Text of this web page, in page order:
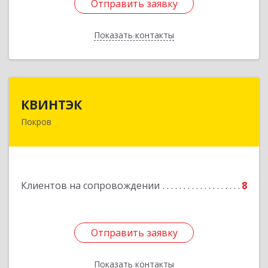
Отправить заявку
Показать контакты
Отправить заявку
Назад
КВИНТЭК
Покров
Клиентов на сопровождении 8
Отправить заявку
Показать контакты
601122, Владимирская обл, Петушинский р-н,
Отправить заявку
Назад